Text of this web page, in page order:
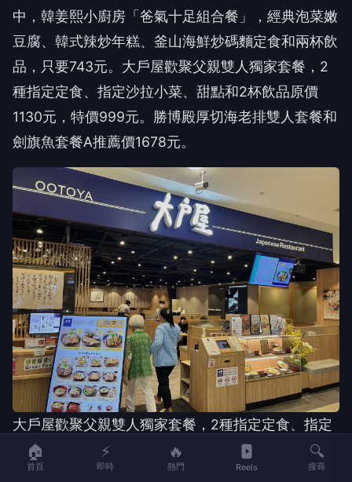
中，韓姜熙小廚房「爸氣十足組合餐」，經典泡菜嫩
豆腐、韓式辣炒年糕、釜山海鮮炒碼麵定食和兩杯飲
品，只要743元。大戶屋歡聚父親雙人獨家套餐，2
種指定定食、指定沙拉小菜、甜點和2杯飲品原價
1130元，特價999元。勝博殿厚切海老排雙人套餐和
劍旗魚套餐A推薦價1678元。
大戶屋歡聚父親雙人獨家套餐，2種指定定食、指定
沙拉小菜、甜點和2杯飲品原價1130元，特價999元
時時香父親饗宴6人套餐推薦價為5,120元，包含精選
🏠
首頁
⚡
即時
🔥
熱門 Reels
🔍
搜尋